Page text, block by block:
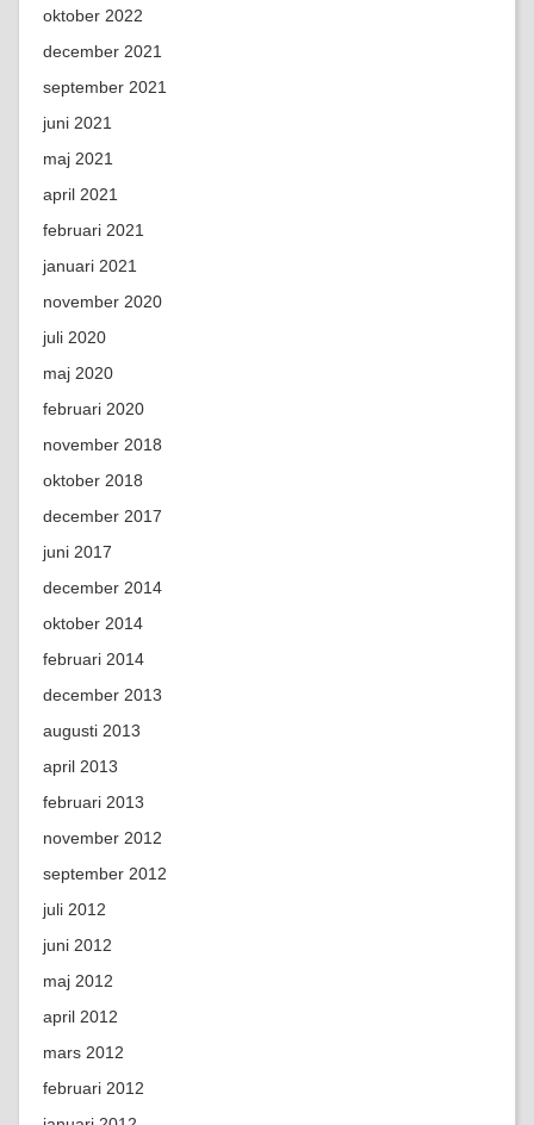
oktober 2022
december 2021
september 2021
juni 2021
maj 2021
april 2021
februari 2021
januari 2021
november 2020
juli 2020
maj 2020
februari 2020
november 2018
oktober 2018
december 2017
juni 2017
december 2014
oktober 2014
februari 2014
december 2013
augusti 2013
april 2013
februari 2013
november 2012
september 2012
juli 2012
juni 2012
maj 2012
april 2012
mars 2012
februari 2012